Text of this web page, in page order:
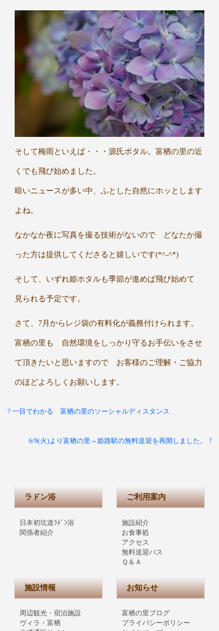
そして梅雨といえば・・・源氏ボタル。富栖の里の近
くでも飛び始めました。
暗いニュースが多い中、ふとした自然にホッとします
よね。
なかなか夜に写真を撮る技術がないので どなたか撮
った方は提供してくださると嬉しいです(*^-^*)
そして、いずれ姫ホタルも季節が進めば飛び始めて
見られる予定です。
さて、7月からレジ袋の有料化が義務付けられます。
富栖の里も 自然環境をしっかり守るお手伝いをさせ
て頂きたいと思いますので お客様のご理解・ご協力
のほどよろしくお願いします。
? 一目でわかる 富栖の里のソーシャルディスタンス
6/9(火)より富栖の里⇔姫路駅の無料送迎を再開しました。 ?
ラドン浴
日本初坑道ﾗﾄﾞﾝ浴
関係者紹介
ご利用案内
施設紹介
お食事処
アクセス
無料送迎バス
Ｑ＆Ａ
施設情報
周辺観光・宿泊施設
ヴィラ・富栖
お知らせ
富栖の里ブログ
プライバシーポリシー